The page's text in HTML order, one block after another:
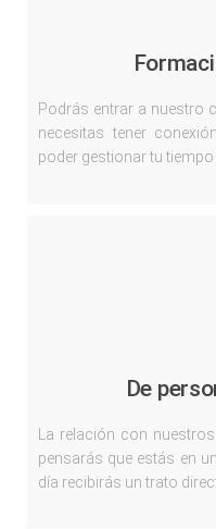
Podrás entrar a nuestro
necesitas tener
poder gestionar tu
De
La relación con
pensarás que estás en
día recibirás un trato